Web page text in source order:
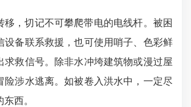
移，切记不可攀爬带电的电线杆。被困
设备联系救援，也可使用哨子、色彩鲜
求救信号。除非水冲垮建筑物或漫过屋
险涉水逃离。如被卷入洪水中，一定尽
东西。